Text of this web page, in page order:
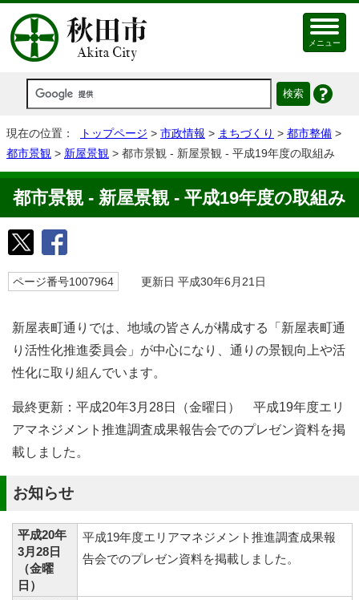
メニュー
現在の位置： トップページ > 市政情報 > まちづくり > 都市整備 >
都市景観 > 新屋景観 > 都市景観 - 新屋景観 - 平成19年度の取組み
都市景観 - 新屋景観 - 平成19年度の取組み
ページ番号1007964 更新日 平成30年6月21日
新屋表町通りでは、地域の皆さんが構成する「新屋表町通
り活性化推進委員会」が中心になり、通りの景観向上や活
性化に取り組んでいます。
最終更新：平成20年3月28日（金曜日） 平成19年度エリ
アマネジメント推進調査成果報告会でのプレゼン資料を掲
載しました。
お知らせ
平成20年
3月28日
（金曜
日）
平成19年度エリアマネジメント推進調査成果報
告会でのプレゼン資料を掲載しました。